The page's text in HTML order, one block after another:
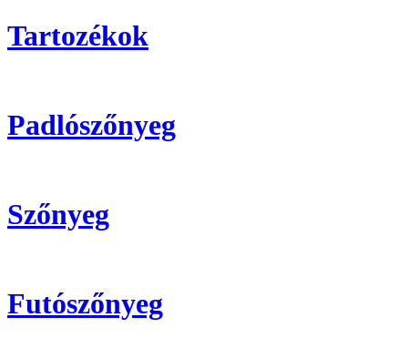
Tartozékok
Padlószőnyeg
Szőnyeg
Futószőnyeg